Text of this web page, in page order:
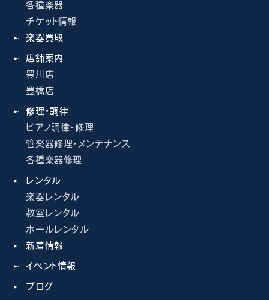
各種楽器
チケット情報
楽器買取
店舗案内
豊川店
豊橋店
修理・調律
ピアノ調律・修理
管楽器修理・メンテナンス
各種楽器修理
レンタル
楽器レンタル
教室レンタル
ホールレンタル
新着情報
イベント情報
ブログ